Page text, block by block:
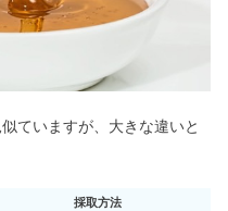
ていますが、大きな違いと
採取方法